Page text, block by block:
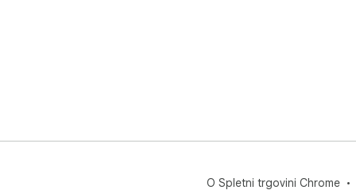
O Spletni trgovini Chrome